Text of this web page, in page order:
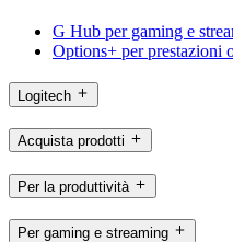
G Hub per gaming e
Options+ per prestazioni
Logitech
Acquista prodotti
Per la produttività
Per gaming e streaming